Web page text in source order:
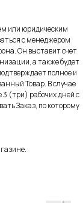
или юридическим
с менеджером
Он выставит счет
а также будет
полное и
Товар. В случае
3 (три) рабочих дней с
Заказ, по которому